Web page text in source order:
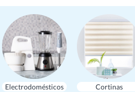
Electrodomésticos Cortinas